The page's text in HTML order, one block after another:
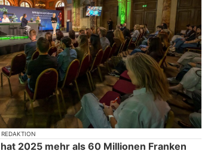
2025 mehr als 60 Millionen Franken